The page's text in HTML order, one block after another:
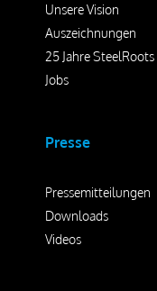
Unsere Vision
Auszeichnungen
25 Jahre SteelRoots
Jobs
Presse
Pressemitteilungen
Downloads
Videos